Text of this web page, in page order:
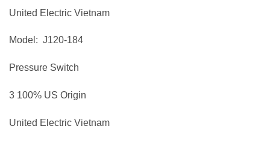
United Electric Vietnam
Model: J120-184
Pressure Switch
3 100% US Origin
United Electric Vietnam